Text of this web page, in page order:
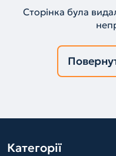
Сторінка була
Категорії